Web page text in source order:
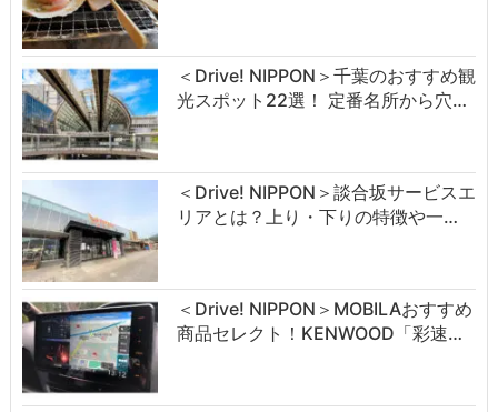
＜Drive! NIPPON＞千葉のおすすめ観
光スポット22選！ 定番名所から穴…
＜Drive! NIPPON＞談合坂サービスエ
リアとは？上り・下りの特徴や一…
＜Drive! NIPPON＞MOBILAおすすめ
商品セレクト！KENWOOD「彩速…